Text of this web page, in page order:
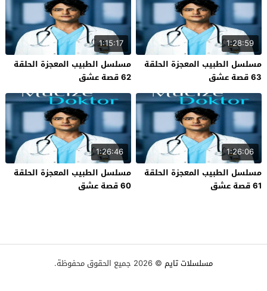
1:28:59
مسلسل الطبيب المعجزة الحلقة
63 قصة عشق
1:15:17
مسلسل الطبيب المعجزة الحلقة
62 قصة عشق
1:26:06
مسلسل الطبيب المعجزة الحلقة
61 قصة عشق
1:26:46
مسلسل الطبيب المعجزة الحلقة
60 قصة عشق
مسلسلات تايم © 2026 جميع الحقوق محفوظة.